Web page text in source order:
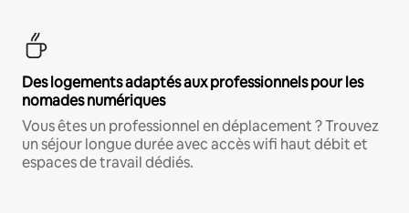
Des logements adaptés aux professionnels pour les
nomades numériques
Vous êtes un professionnel en déplacement ? Trouvez
un séjour longue durée avec accès wifi haut débit et
espaces de travail dédiés.